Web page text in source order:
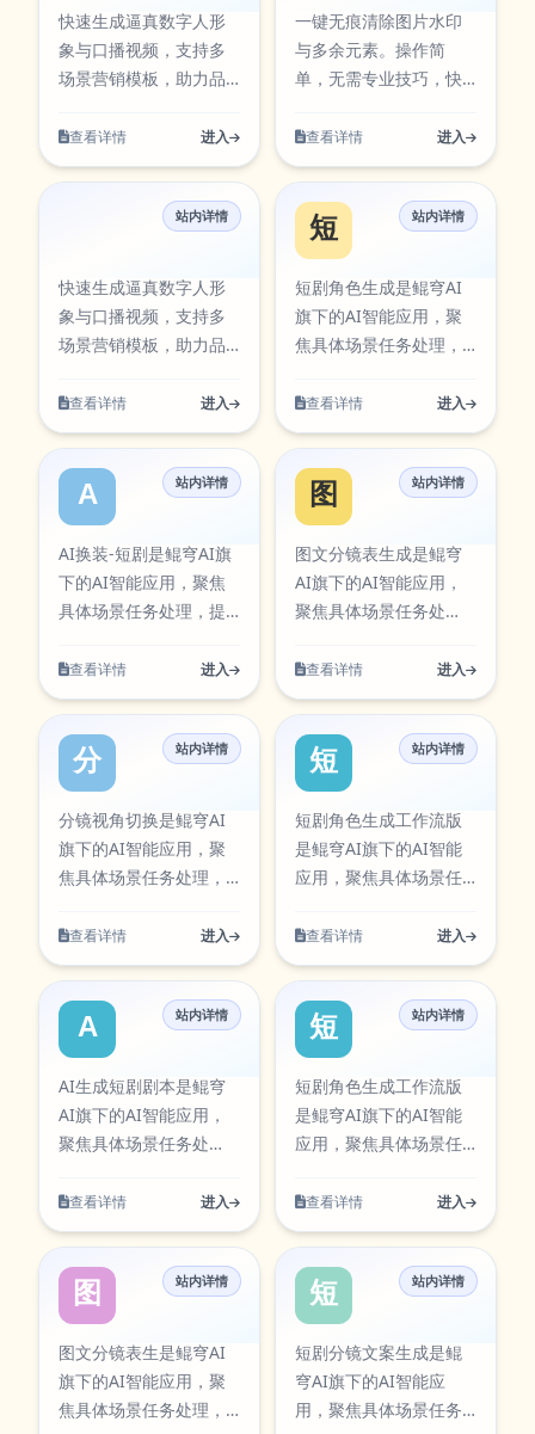
方式，帮助你在保证结
果质量的同时提升执行
效率，减少重复操作带
目已在本站AI工具卡片
中同步展示，访问入
https://aiapps.kunqiongai.com/#24。
求，是一款覆盖办公、
创作、娱乐多场景的一
站式数字内容处理中
问，并提供对应图标资
源，便于在工具库中检
索与使用。 一键生成动
景设计，支持从输入到
日常办公、内容创作、
学习研究与团队协作等
输出方式，帮助你在保
证结果质量的同时提升
执行效率，减少重复操
前条目已在本站AI工具
卡片中同步展示，访问
入口：
https://aiapps.kunqiongai.com/#10。
问，并提供对应图标资
源，便于在工具库中检
索与使用。 短剧分镜文
景设计，支持从输入到
日常办公、内容创作、
学习研究与团队协作等
多类任务。在使用过程
输出方式，帮助你在保
证结果质量的同时提升
执行效率，减少重复操
前条目已在本站AI工具
卡片中同步展示，访问
入口：
https://
快速生成逼真数字人形
象与口播视频，支持多
场景营销模板，助力品
降低视频制作成本与周
期。 数字人营销视频围
支持从输入到结果的完
公、内容创作、学习研
究与团队协作等多类任
务。在使用过程中可按
式，帮助你在保证结果
率，减少重复操作带来
的时间成本。当前条目
已在本站AI工具卡片中
https://aiapps.kunqiongai.com/#102。
查看详情 进入
一键无痕清除图片水印
与多余元素。操作简
单，无需专业技巧，快
持批量高效处理 鲲穹去
水印工具围绕实际使用
到结果的完整流程，适
合日常办公、内容创
作、学习研究与团队协
作等多类任务。在使用
过程中可按需求调整参
在保证结果质量的同时
复操作带来的时间成
本。当前条目已在本站
AI工具卡片中同步展
https://
查看详情 进入
数字人营销视频
站内详情
快速生成逼真数字人形
象与口播视频，支持多
场景营销模板，助力品
降低视频制作成本与周
期。 数字人营销视频围
支持从输入到结果的完
整流程，适合日常办
公、内容创作、学习研
究与团队协作等多类任
务。在使用过程中可按
式，帮助你在保证结果
率，减少重复操作带来
的时间成本。当前条目
已在本站AI工具卡片中
https://aiapps.kunqiongai.com/digital-
human-marketing-
video。
查看详情 进入
短剧角色生成
站内详情
短剧角色生成是鲲穹AI
旗下的AI智能应用，聚
焦具体场景任务处理，
流程。聚焦视频创作与
分镜规划，适用于脚本
生产。该工具可通过官
方入口快速访问，并提
供对应图标资源，便于
在工具库中检索与使
用。 短剧角色生成围绕
持从输入到结果的完整
内容创作、学习研究与
团队协作等多类任务。
在使用过程中可按需求
帮助你在保证结果质量
的同时提升执行效率，
减少重复操作带来的时
本站AI工具卡片中同步
展示，访问入口：
https://
查看详情 进入
AI换装-短剧
站内详情
AI换装-短剧是鲲穹AI旗
下的AI智能应用，聚焦
具体场景任务处理，提
程。聚焦视频创作与分
镜规划，适用于脚本生
产。该工具可通过官方
入口快速访问，并提供
对应图标资源，便于在
工具库中检索与使用。
AI换装-短剧围绕实际使
入到结果的完整流程，
作、学习研究与团队协
作等多类任务。在使用
过程中可按需求调整参
在保证结果质量的同时
提升执行效率，减少重
复操作带来的时间成
AI工具卡片中同步展
示，访问入口：
https://aiapps.kunqiongai.com/#23。
查看详情 进入
图文分镜表生成
站内详情
图文分镜表生成是鲲穹
AI旗下的AI智能应用，
聚焦具体场景任务处
输出流程。聚焦视频创
作与分镜规划，适用于
内容生产。该工具可通
过官方入口快速访问，
并提供对应图标资源，
便于在工具库中检索与
使用。 图文分镜表生成
计，支持从输入到结果
办公、内容创作、学习
研究与团队协作等多类
任务。在使用过程中可
方式，帮助你在保证结
果质量的同时提升执行
效率，减少重复操作带
目已在本站AI工具卡片
中同步展示，访问入
口：
https://
查看详情 进入
分镜视角切换
站内详情
分镜视角切换是鲲穹AI
旗下的AI智能应用，聚
焦具体场景任务处理，
流程。聚焦视频创作与
分镜规划，适用于脚本
生产。该工具可通过官
方入口快速访问，并提
供对应图标资源，便于
在工具库中检索与使
用。 分镜视角切换围绕
持从输入到结果的完整
内容创作、学习研究与
团队协作等多类任务。
在使用过程中可按需求
帮助你在保证结果质量
的同时提升执行效率，
减少重复操作带来的时
查看详情 进入
短剧角色生成
站内详情
短剧角色生成工作流版
是鲲穹AI旗下的AI智能
应用，聚焦具体场景任
入到输出流程。聚焦视
频创作与分镜规划，适
计与内容生产。该工具
可通过官方入口快速访
问，并提供对应图标资
源，便于在工具库中检
索与使用。 短剧角色生
用场景设计，支持从输
适合日常办公、内容创
作、学习研究与团队协
作等多类任务。在使用
数与输出方式，帮助你
在保证结果质量的同时
提升执行效率，减少重
查看详情 进入
AI生成短剧剧本
站内详情
AI生成短剧剧本是鲲穹
AI旗下的AI智能应用，
聚焦具体场景任务处
输出流程。聚焦视频创
作与分镜规划，适用于
内容生产。该工具可通
过官方入口快速访问，
并提供对应图标资源，
便于在工具库中检索与
使用。 AI生成短剧剧本
查看详情 进入
短剧角色生成
站内详情
短剧角色生成工作流版
是鲲穹AI旗下的AI智能
应用，聚焦具体场景任
入到输出流程。聚焦视
频创作与分镜规划，适
计与内容生产。该工具
可通过官方入口快速访
问，并提供对应图标资
源，便于在工具库中检
索与使用。 短剧角色生
查看详情 进入
图文分镜表生
站内详情
图文分镜表生是鲲穹AI
旗下的AI智能应用，聚
焦具体场景任务处理，
短剧分镜文案
站内详情
短剧分镜文案生成是鲲
穹AI旗下的AI智能应
用，聚焦具体场景任务